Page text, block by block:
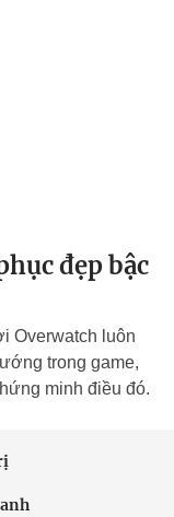
đẹp bậc
Overwatch luôn
trong game,
minh điều đó.